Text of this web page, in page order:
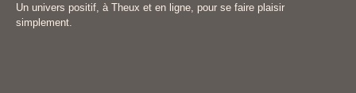
Un univers positif, à Theux et en ligne, pour se faire plaisir
simplement.